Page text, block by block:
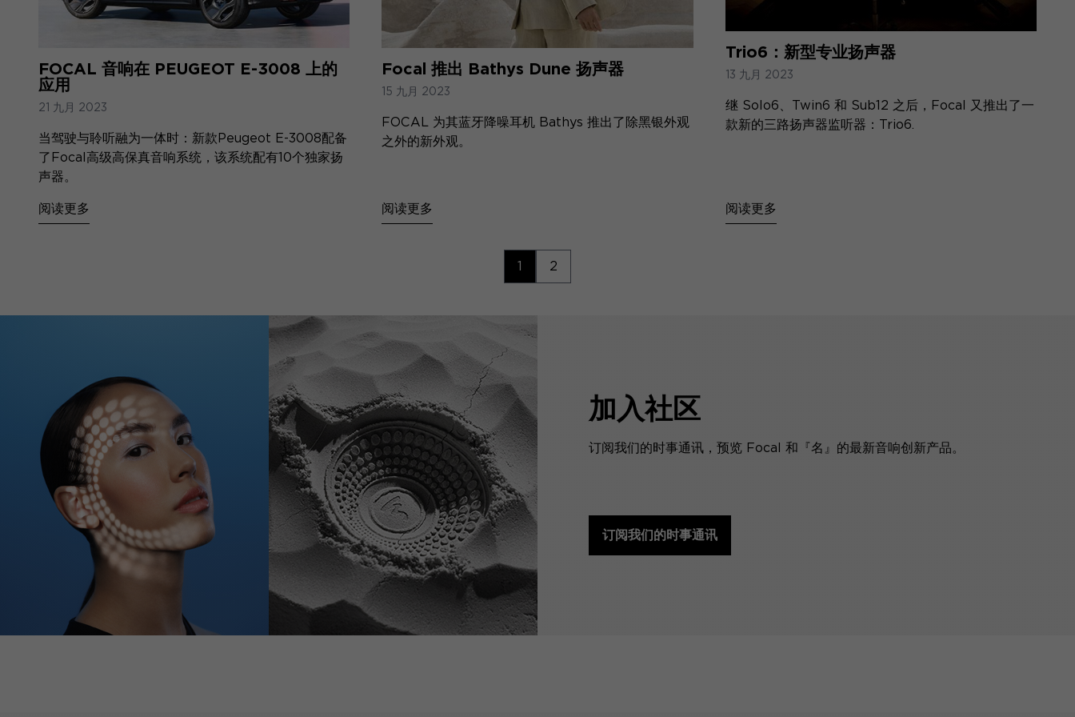
FOCAL 音响在 PEUGEOT E-3008 上的
应用
21 九月 2023
当驾驶与聆听融为一体时：新款Peugeot E-3008配备
了Focal高级高保真音响系统，该系统配有10个独家扬
声器。
阅读更多
Focal 推出 Bathys Dune 扬声器
15 九月 2023
FOCAL 为其蓝牙降噪耳机 Bathys 推出了除黑银外观
之外的新外观。
阅读更多
Trio6：新型专业扬声器
13 九月 2023
继 Solo6、Twin6 和 Sub12 之后，Focal 又推出了一
款新的三路扬声器监听器：Trio6.
阅读更多
1 2
加入社区
订阅我们的时事通讯，预览 Focal 和『名』的最新音响创新产品。
订阅我们的时事通讯